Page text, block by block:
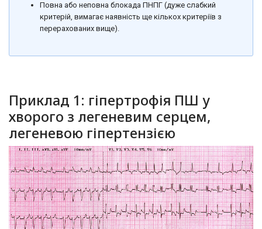
Повна або неповна блокада ПНПГ (дуже слабкий
критерій, вимагає наявність ще кількох критеріїв з
перерахованих вище).
Приклад 1: гіпертрофія ПШ у
хворого з легеневим серцем,
легеневою гіпертензією